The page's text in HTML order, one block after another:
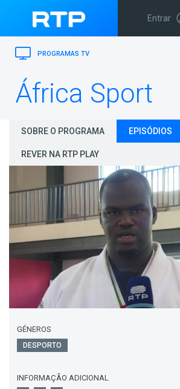
Entrar
PROGRAMAS TV
África Sport
SOBRE O PROGRAMA EPISÓDIOS
REVER NA RTP PLAY
GÉNEROS
DESPORTO
INFORMAÇÃO ADICIONAL